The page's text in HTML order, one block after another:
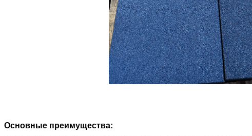
Основные преимущества: